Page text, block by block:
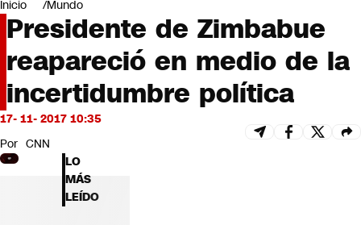
Deportes
Programas completos
Cultura
Servicios
Bits
CNN tiempo
Futuro 360
Opinión
Inicio Mundo
Presidente de Zimbabue
reapareció en medio de la
incertidumbre política
17- 11- 2017 10:35
Por CNN
LO
MÁS
LEÍDO